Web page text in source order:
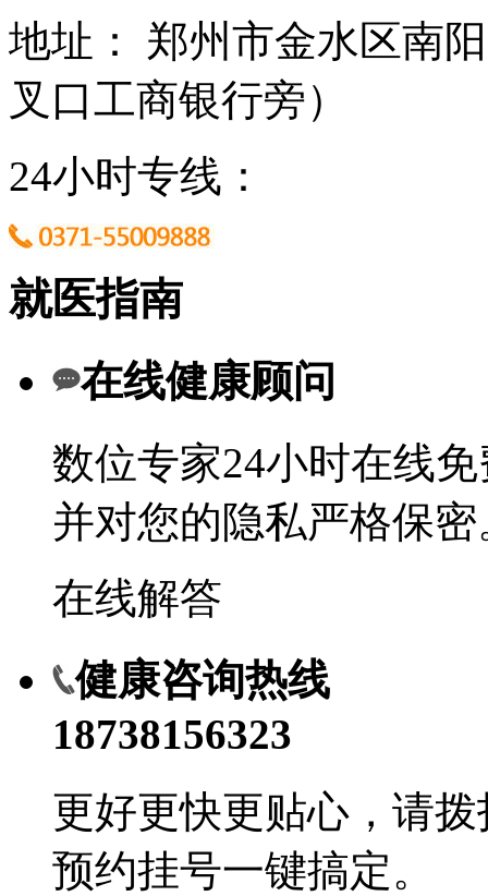
地址： 郑州市金水区南
叉口工商银行旁）
24小时专线：
就医指南
在线健康顾问
数位专家24小时在线
并对您的隐私严格保密
在线解答
健康咨询热线
18738156323
更好更快更贴心，请
预约挂号一键搞定。